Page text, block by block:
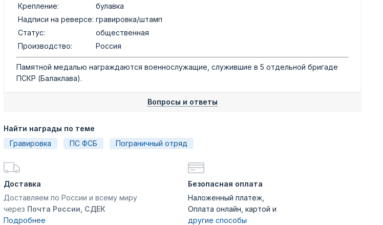
Крепление:
булавка
Надписи на реверсе: гравировка/штамп
Статус:
общественная
Производство:
Россия
Памятной медалью награждаются военнослужащие, служившие в 5 отдельной бригаде
ПСКР (Балаклава).
Вопросы и ответы
Найти награды по теме
Гравировка
ПС ФСБ Пограничный отряд
Доставка
Доставляем по России и всему миру
через Почта России, СДЕК
Подробнее
Безопасная оплата
Наложенный платеж,
Оплата онлайн, картой и
другие способы